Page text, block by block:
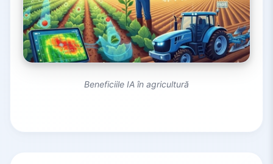
Beneficiile IA în agricultură